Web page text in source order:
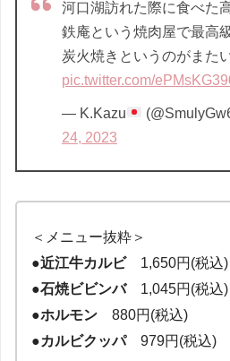
河口湖訪れた際に食べた
鉄庵という焼肉屋で最高
炭火焼きというのがまた
pic.twitter.com/
— K.Kazu
24, 2023
＜メニュー抜粋＞
●近江牛カルビ1,650円(税込)
●石焼ビビンバ 1,045円(税込)
●ホルモン 880円(税込)
●カルビクッパ 979円(税込)